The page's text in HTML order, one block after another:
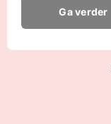
Ga verder